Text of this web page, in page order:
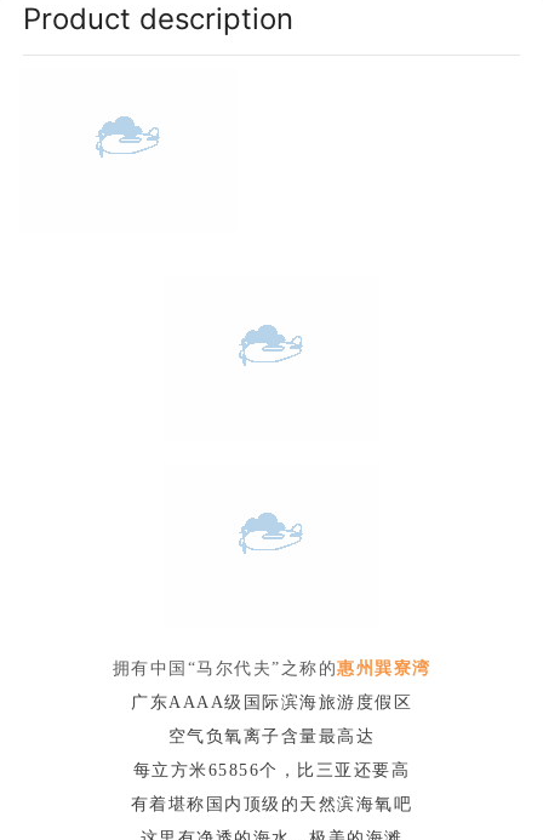
Product description
拥有中国“马尔代夫”之称的惠州巽寮湾
广东AAAA级国际滨海旅游度假区
空气负氧离子含量最高达
每立方米65856个，比三亚还要高
有着堪称国内顶级的天然滨海氧吧